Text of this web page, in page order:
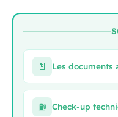
📄 Les documents
⛽ Check-up